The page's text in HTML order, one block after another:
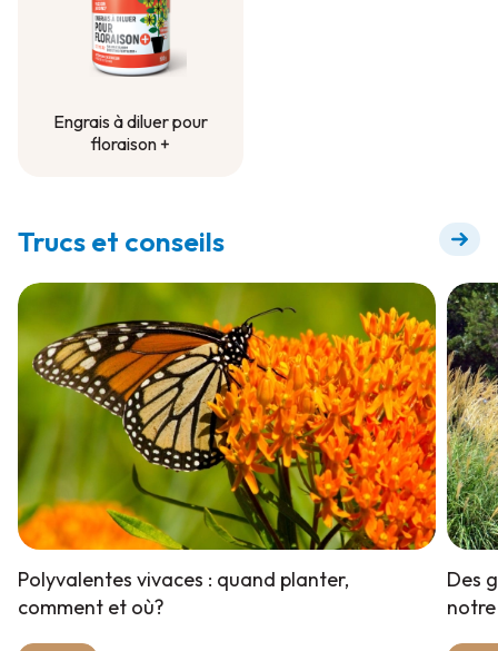
Engrais à diluer pour
floraison +
Trucs et conseils
Polyvalentes vivaces : quand planter,
comment et où?
Des